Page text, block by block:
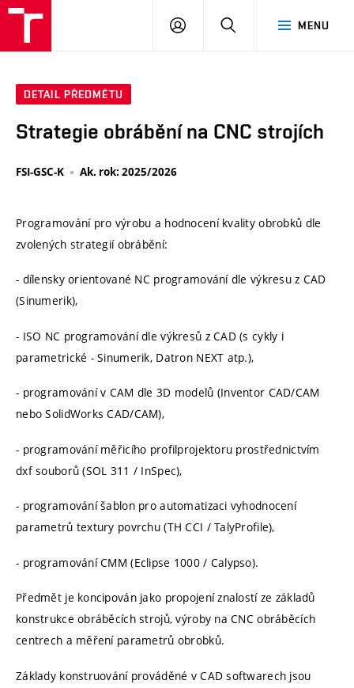
MENU
PŘIHLÁSIT
DETAIL PŘEDMĚTU
Strategie obrábění na CNC strojích
FSI-GSC-K Ak. rok: 2025/2026
Programování pro výrobu a hodnocení kvality obrobků dle
zvolených strategií obrábění:
- dílensky orientované NC programování dle výkresu z CAD
(Sinumerik),
- ISO NC programování dle výkresů z CAD (s cykly i
parametrické - Sinumerik, Datron NEXT atp.),
- programování v CAM dle 3D modelů (Inventor CAD/CAM
nebo SolidWorks CAD/CAM),
- programování měřicího profilprojektoru prostřednictvím
dxf souborů (SOL 311 / InSpec),
- programování šablon pro automatizaci vyhodnocení
parametrů textury povrchu (TH CCI / TalyProfile),
- programování CMM (Eclipse 1000 / Calypso).
Předmět je koncipován jako propojení znalostí ze základů
konstrukce obráběcích strojů, výroby na CNC obráběcích
centrech a měření parametrů obrobků.
Základy konstruování prováděné v CAD softwarech jsou